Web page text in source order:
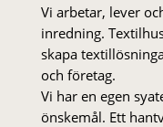
Vi arbetar, lever
inredning.
skapa
och företag.
Vi har en egen
önskemål. Ett